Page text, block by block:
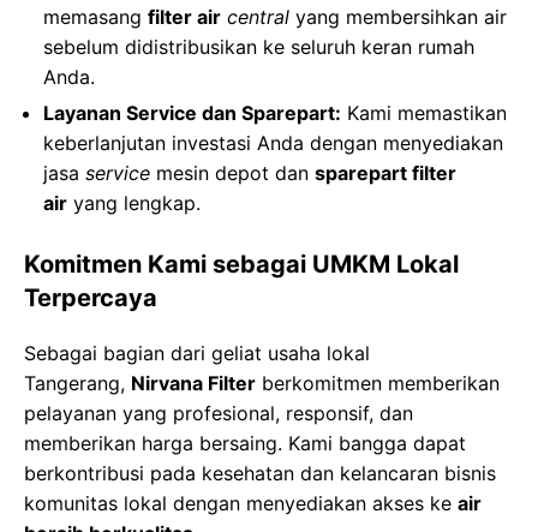
memasang filter air central yang membersihkan air
sebelum didistribusikan ke seluruh keran rumah
Anda.
Layanan Service dan Sparepart: Kami memastikan
keberlanjutan investasi Anda dengan menyediakan
jasa service mesin depot dan sparepart filter
air yang lengkap.
Komitmen Kami sebagai UMKM Lokal
Terpercaya
Sebagai bagian dari geliat usaha lokal
Tangerang, Nirvana Filter berkomitmen memberikan
pelayanan yang profesional, responsif, dan
memberikan harga bersaing. Kami bangga dapat
berkontribusi pada kesehatan dan kelancaran bisnis
komunitas lokal dengan menyediakan akses ke air